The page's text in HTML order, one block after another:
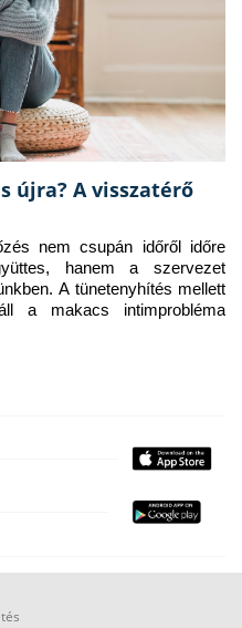
újra? A visszatérő
nem csupán időről időre
hanem a szervezet
A tünetenyhítés mellett
a makacs intimprobléma